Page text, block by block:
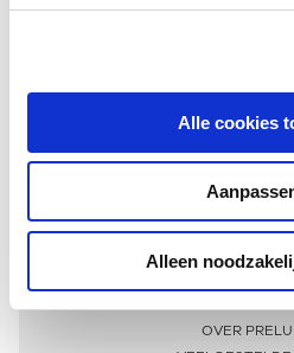
Alle cookies
Alleen
Meer
OVER